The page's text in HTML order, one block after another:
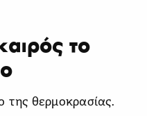
το
της θερμοκρασίας.